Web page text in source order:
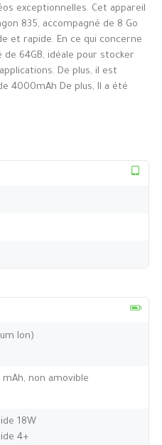
exceptionnelles. Cet appareil
835, accompagné de 8 Go
et rapide. En ce qui concerne
64GB, idéale pour stocker
De plus, il est
4000mAh De plus, Il a été
Ion)
mAh, non amovible
18W
4+